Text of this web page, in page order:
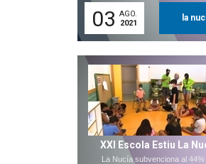
03 AGO.
2021
la
XXI Escola Estiu La
La Nucía subvenciona al 44%